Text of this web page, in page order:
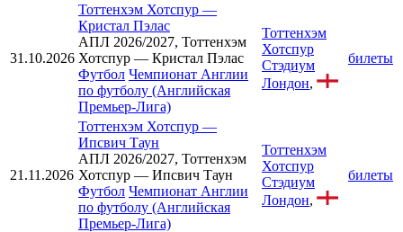
31.10.2026
Тоттенхэм Хотспур —
Кристал Пэлас
АПЛ 2026/2027, Тоттенхэм
Хотспур — Кристал Пэлас
Футбол Чемпионат Англии
по футболу (Английская
Премьер-Лига)
Тоттенхэм
Хотспур
Стэдиум
Лондон,
билеты
21.11.2026
Тоттенхэм Хотспур —
Ипсвич Таун
АПЛ 2026/2027, Тоттенхэм
Хотспур — Ипсвич Таун
Футбол Чемпионат Англии
по футболу (Английская
Премьер-Лига)
Тоттенхэм
Хотспур
Стэдиум
Лондон,
билеты